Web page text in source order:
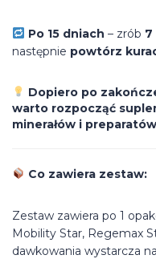
Po 15 dniach – zrób 7
następnie powtórz
Dopiero po
warto rozpocząć
minerałów i
Co zawiera zestaw:
Zestaw zawiera po 1
Mobility Star, Regemax
dawkowania wystarcza na